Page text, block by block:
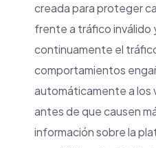
creada para proteger
frente a tráfico inválido
continuamente el
comportamientos
automáticamente a
antes de que causen
información sobre la